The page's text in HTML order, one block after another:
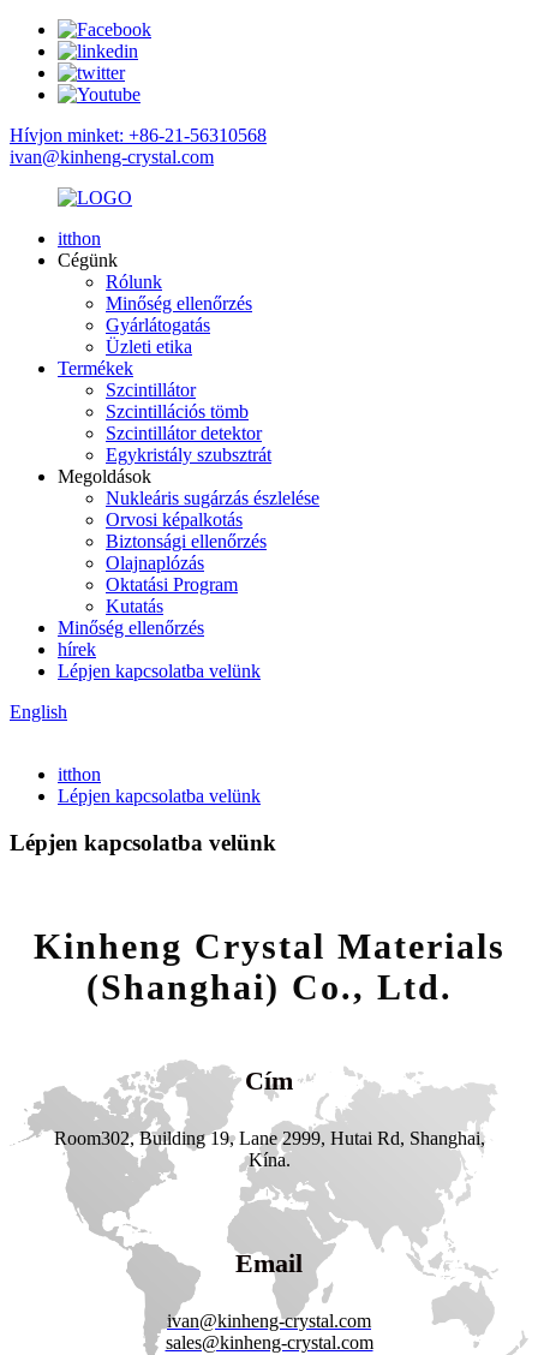
Hívjon minket: +86-21-56310568
ivan@kinheng-crystal.com
itthon
Cégünk
Rólunk
Minőség ellenőrzés
Gyárlátogatás
Üzleti etika
Termékek
Szcintillátor
Szcintillációs tömb
Szcintillátor detektor
Egykristály szubsztrát
Megoldások
Nukleáris sugárzás észlelése
Orvosi képalkotás
Biztonsági ellenőrzés
Olajnaplózás
Oktatási Program
Kutatás
Minőség ellenőrzés
hírek
Lépjen kapcsolatba velünk
English
itthon
Lépjen kapcsolatba velünk
Lépjen kapcsolatba velünk
Kinheng Crystal Materials
(Shanghai) Co., Ltd.
Cím
Room302, Building 19, Lane 2999, Hutai Rd, Shanghai,
Kína.
Email
ivan@kinheng-crystal.com
sales@kinheng-crystal.com